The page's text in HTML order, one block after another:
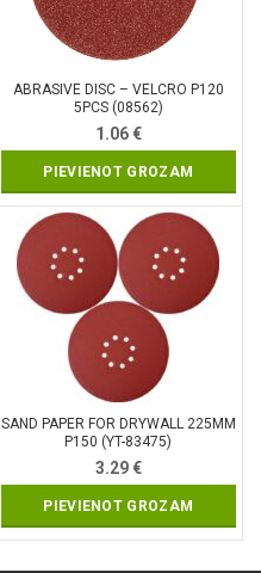
ABRASIVE DISC – VELCRO P120
5PCS (08562)
1.06€
PIEVIENOT GROZAM
SAND PAPER FOR DRYWALL 225MM
P150 (YT-83475)
3.29€
PIEVIENOT GROZAM